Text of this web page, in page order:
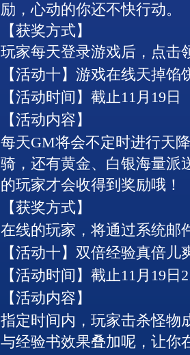
励，心动的你还不快行动。
【获奖方式】
玩家每天登录游戏后，点击
【活动十】游戏在线天掉馅
【活动时间】截止11月 19日
【活动内容】
每天GM将会不定时进行天
骑，还有黄金、白银海量派
的玩家才会收得到奖励哦！
【获奖方式】
在线的玩家，将通过系统邮
【活动十】 双倍经验真倍儿
【活动时间】 截止11月 19日
【活动内容】
指定时间内，玩家击杀怪物
与经验书效果叠加呢，让你